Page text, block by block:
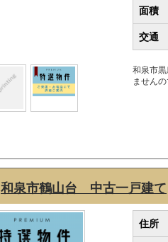
面積
交通
和泉市
ません
和泉市鶴山台 中古一戸建て
住所